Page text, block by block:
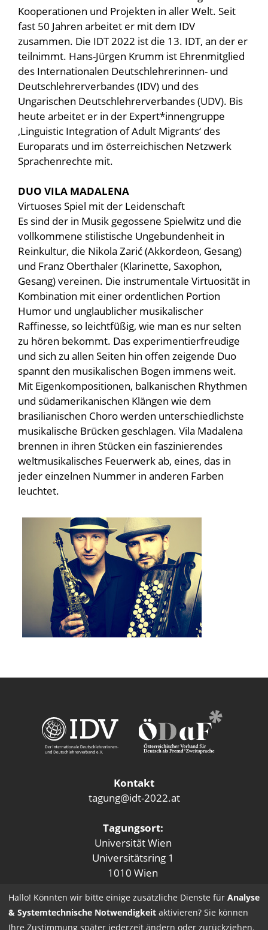
Kooperationen und Projekten in aller Welt. Seit
fast 50 Jahren arbeitet er mit dem IDV
zusammen. Die IDT 2022 ist die 13. IDT, an der er
teilnimmt. Hans-Jürgen Krumm ist Ehrenmitglied
des Internationalen Deutschlehrerinnen- und
Deutschlehrerverbandes (IDV) und des
Ungarischen Deutschlehrerverbandes (UDV). Bis
heute arbeitet er in der Expert*innengruppe
‚Linguistic Integration of Adult Migrants‘ des
Europarats und im österreichischen Netzwerk
Sprachenrechte mit.
DUO VILA MADALENA
Virtuoses Spiel mit der Leidenschaft
Es sind der in Musik gegossene Spielwitz und die
vollkommene stilistische Ungebundenheit in
Reinkultur, die Nikola Zarić (Akkordeon, Gesang)
und Franz Oberthaler (Klarinette, Saxophon,
Gesang) vereinen. Die instrumentale Virtuosität in
Kombination mit einer ordentlichen Portion
Humor und unglaublicher musikalischer
Raffinesse, so leichtfüßig, wie man es nur selten
zu hören bekommt. Das experimentierfreudige
und sich zu allen Seiten hin offen zeigende Duo
spannt den musikalischen Bogen immens weit.
Mit Eigenkompositionen, balkanischen Rhythmen
und südamerikanischen Klängen wie dem
brasilianischen Choro werden unterschiedlichste
musikalische Brücken geschlagen. Vila Madalena
brennen in ihren Stücken ein faszinierendes
weltmusikalisches Feuerwerk ab, eines, das in
jeder einzelnen Nummer in anderen Farben
leuchtet.
Kontakt
tagung@idt-2022.at
Tagungsort:
Universität Wien
Universitätsring 1
1010 Wien
Hallo! Könnten wir bitte einige zusätzliche Dienste für Analyse
& Systemtechnische Notwendigkeit aktivieren? Sie können
Ihre Zustimmung später jederzeit ändern oder zurückziehen.